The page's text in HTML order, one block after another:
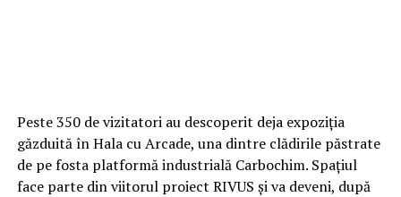
Peste 350 de vizitatori au descoperit deja expoziția
găzduită în Hala cu Arcade, una dintre clădirile păstrate
de pe fosta platformă industrială Carbochim. Spațiul
face parte din viitorul proiect RIVUS și va deveni, după